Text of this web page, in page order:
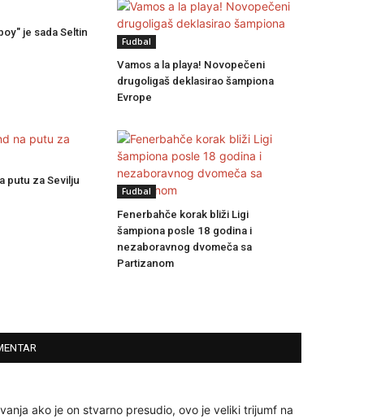
je sada Seltin
Fudbal
Vamos a la playa! Novopečeni
drugoligaš deklasirao šampiona
Evrope
putu za Sevilju
Fudbal
Fenerbahče korak bliži Ligi
šampiona posle 18 godina i
nezaboravnog dvomeča sa
Partizanom
ako je on stvarno presudio, ovo je veliki trijumf na